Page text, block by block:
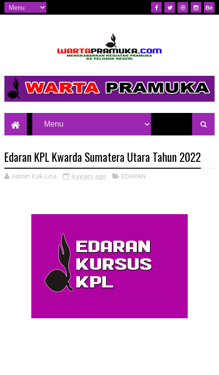
Pelosok Negeri
Edaran KPL Kwarda Sumatera Utara Tahun 2022
Admin Kak Lina 4 years ago EDARAN